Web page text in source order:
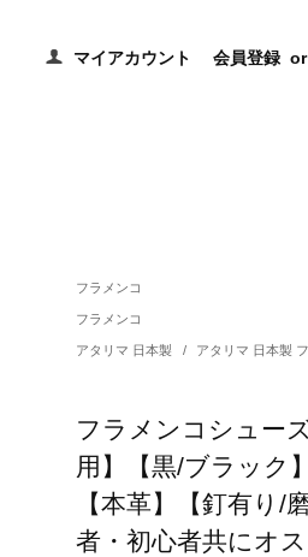
マイアカウント 会員登録 or
フラメンコ
フラメンコ
アタリマ 日本製 / アタリマ 日本製
フラメンコシュー
用】【黒/ブラック
【本革】【釘有り/
者・初心者共にオ